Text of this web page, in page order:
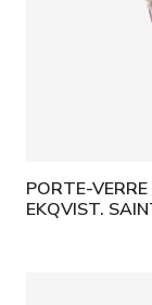
PORTE-
EKQVIST.